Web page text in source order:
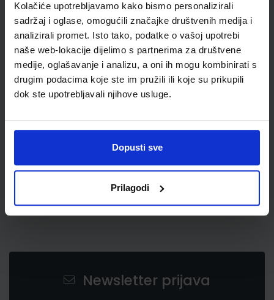
Kolačiće upotrebljavamo kako bismo personalizirali
sadržaj i oglase, omogućili značajke društvenih medija i
analizirali promet. Isto tako, podatke o vašoj upotrebi
naše web-lokacije dijelimo s partnerima za društvene
medije, oglašavanje i analizu, a oni ih mogu kombinirati s
drugim podacima koje ste im pružili ili koje su prikupili
dok ste upotrebljavali njihove usluge.
Dopusti sve
Prilagodi
3,20 €
Newsletter prijava